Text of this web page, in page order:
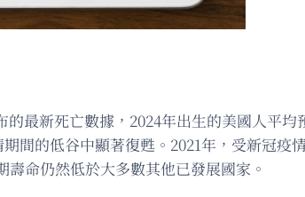
新死亡數據，2024年出生的美國人平均
間的低谷中顯著復甦。2021年，受新冠疫
命仍然低於大多數其他已發展國家。